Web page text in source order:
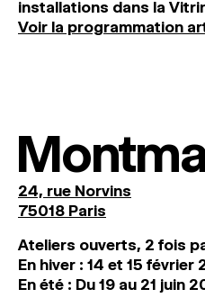
installations dans la
Voir la programmation
24, rue Norvins
75018 Paris
Ateliers ouverts, 2 fois
En hiver : 14 et 15 février
En été : Du 19 au 21 juin